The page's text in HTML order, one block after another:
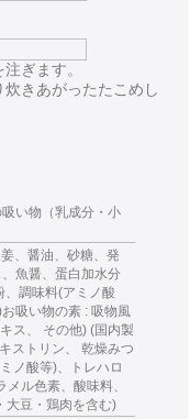
ぎます。
きあがったたこめし
い物（乳成分・小
、醤油、砂糖、発
魚醤、蛋白加水分
、調味料(アミノ酸
吸い物の素 : 吸物風
ス、 その他) (国内製
ストリン、 乾燥みつ
ノ酸等)、トレハロ
ル色素、酸味料、
大豆・鶏肉を含む)